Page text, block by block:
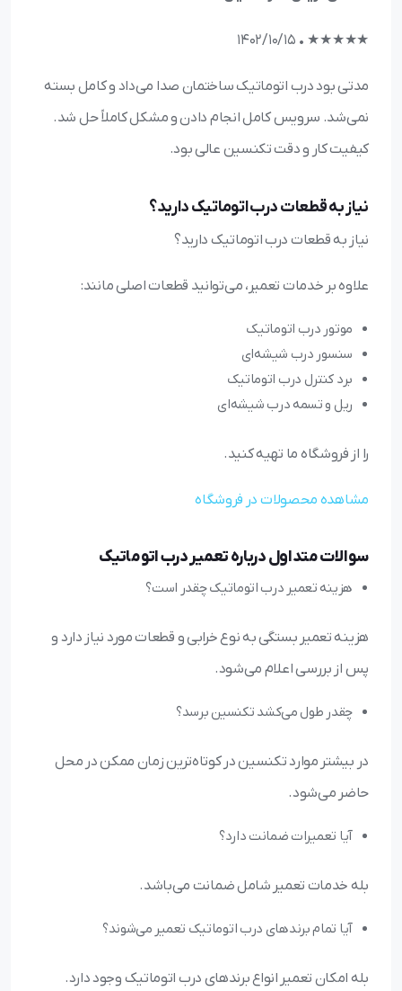
★★★★★ • ۱۴۰۲/۱۰/۱۵
مدتی بود درب اتوماتیک ساختمان صدا می‌داد و کامل بسته
نمی‌شد. سرویس کامل انجام دادن و مشکل کاملاً حل شد.
کیفیت کار و دقت تکنسین عالی بود.
نیاز به قطعات درب اتوماتیک دارید؟
نیاز به قطعات درب اتوماتیک دارید؟
علاوه بر خدمات تعمیر، می‌توانید قطعات اصلی مانند:
موتور درب اتوماتیک
سنسور درب شیشه‌ای
برد کنترل درب اتوماتیک
ریل و تسمه درب شیشه‌ای
را از فروشگاه ما تهیه کنید.
مشاهده محصولات در فروشگاه
سوالات متداول درباره تعمیر درب اتوماتیک
هزینه تعمیر درب اتوماتیک چقدر است؟
هزینه تعمیر بستگی به نوع خرابی و قطعات مورد نیاز دارد و
پس از بررسی اعلام می‌شود.
چقدر طول می‌کشد تکنسین برسد؟
در بیشتر موارد تکنسین در کوتاه‌ترین زمان ممکن در محل
حاضر می‌شود.
آیا تعمیرات ضمانت دارد؟
بله خدمات تعمیر شامل ضمانت می‌باشد.
آیا تمام برندهای درب اتوماتیک تعمیر می‌شوند؟
بله امکان تعمیر انواع برندهای درب اتوماتیک وجود دارد.